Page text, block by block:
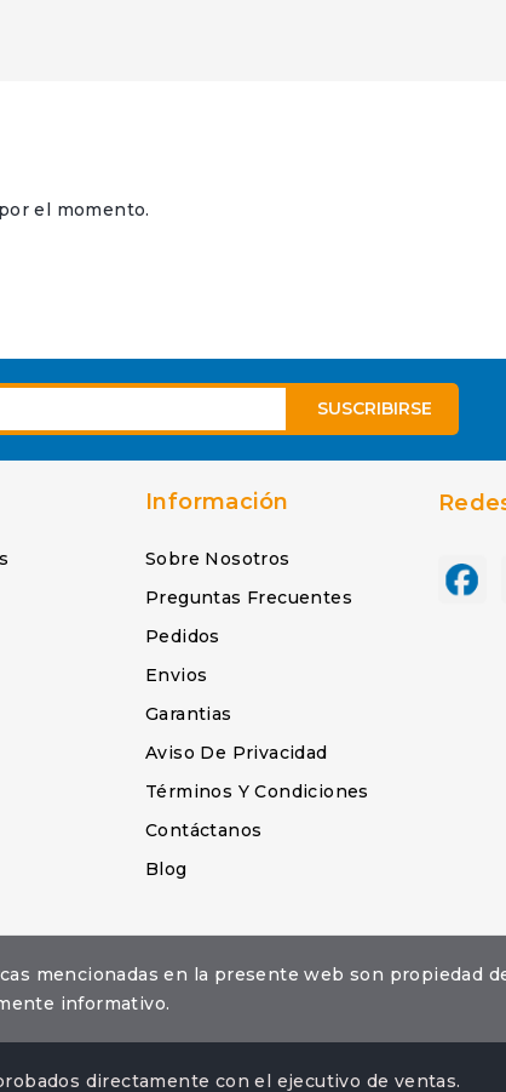
el momento.
Información
Sobre Nosotros
Preguntas Frecuentes
Pedidos
Envios
Garantias
Aviso De Privacidad
Términos Y Condiciones
Contáctanos
Blog
mencionadas en la presente web son propiedad
informativo.
directamente con el ejecutivo de ventas.